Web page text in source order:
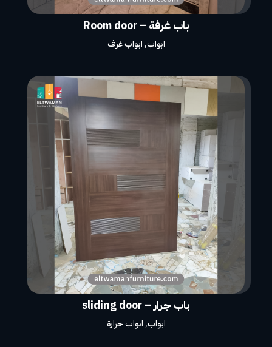
باب غرفة – Room door
ابواب, ابواب غرف
باب جرار – sliding door
ابواب, ابواب جرارة